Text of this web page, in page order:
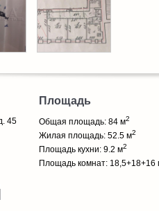
45
Площадь
Общая площадь: 84 м2
Жилая площадь: 52.5 м2
Площадь кухни: 9.2 м2
Площадь комнат: 18,5+18+16